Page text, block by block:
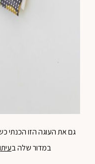
גם את העוגה הזו הכנתי
במדור שלה ב